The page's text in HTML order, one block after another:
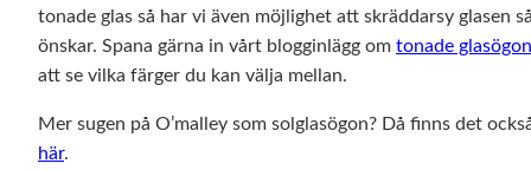
tonade glas så har vi även möjlighet att skräddarsy glasen
önskar. Spana gärna in vårt blogginlägg om tonade glasögon
att se vilka färger du kan välja mellan.
Mer sugen på O’malley som solglasögon? Då finns det
här.